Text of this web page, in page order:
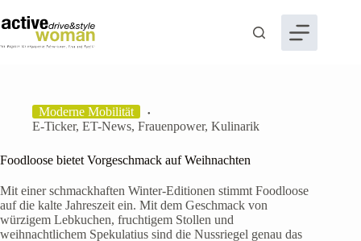
Inhalt
springen
Moderne Mobilität
E-Ticker, ET-News, Frauenpower, Kulinarik
Foodloose bietet Vorgeschmack auf Weihnachten
Mit einer schmackhaften Winter-Editionen stimmt Foodloose
auf die kalte Jahreszeit ein. Mit dem Geschmack von
würzigem Lebkuchen, fruchtigem Stollen und
weihnachtlichem Spekulatius sind die Nussriegel genau das